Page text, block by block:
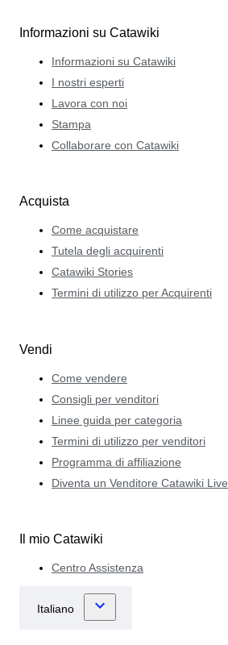
Informazioni su Catawiki
Informazioni su Catawiki
I nostri esperti
Lavora con noi
Stampa
Collaborare con Catawiki
Acquista
Come acquistare
Tutela degli acquirenti
Catawiki Stories
Termini di utilizzo per Acquirenti
Vendi
Come vendere
Consigli per venditori
Linee guida per categoria
Termini di utilizzo per venditori
Programma di affiliazione
Diventa un Venditore Catawiki Live
Il mio Catawiki
Centro Assistenza